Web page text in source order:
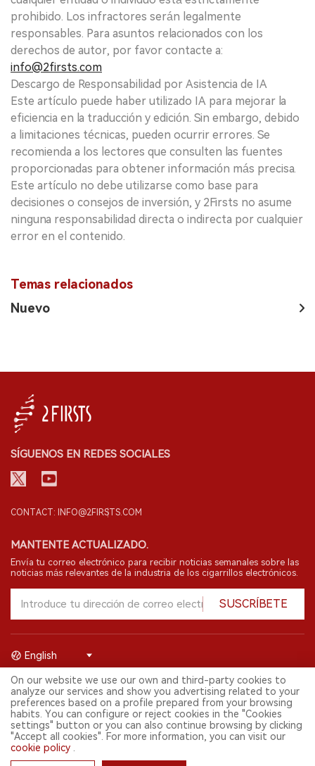
prohibido. Los infractores serán legalmente
responsables. Para asuntos relacionados con los
derechos de autor, por favor contacte a:
info@2firsts.com
Descargo de Responsabilidad por Asistencia de IA
Este artículo puede haber utilizado IA para mejorar la
eficiencia en la traducción y edición. Sin embargo, debido
a limitaciones técnicas, pueden ocurrir errores. Se
recomienda a los lectores que consulten las fuentes
proporcionadas para obtener información más precisa.
Este artículo no debe utilizarse como base para
decisiones o consejos de inversión, y 2Firsts no asume
ninguna responsabilidad directa o indirecta por cualquier
error en el contenido.
Temas relacionados
Nuevo
SÍGUENOS EN REDES SOCIALES
CONTACT: INFO@2FIRSTS.COM
MANTENTE ACTUALIZADO.
Envía tu correo electrónico para recibir noticias semanales sobre las
noticias más relevantes de la industria de los cigarrillos electrónicos.
SUSCRÍBETE
© 2026 Shenzhen 2FIRSTS Technology Co.,Ltd. Todos los derechos
reservados.
2FIRSTS solo es accesible para profesionales de la industria,
investigadores, medios y otros profesionales. El acceso por menores
está prohibido.
Este sitio web presta servicios a usuarios fuera del territorio chino
continental. Para usuarios en la China continental, por favor
visitahttps://cn.2firsts.com
English
On our website we use our own and third-party cookies to
analyze our services and show you advertising related to your
preferences based on a profile prepared from your browsing
habits. You can configure or reject cookies in the "Cookies
settings" button or you can also continue browsing by clicking
"Accept all cookies". For more information, you can visit our
cookie policy